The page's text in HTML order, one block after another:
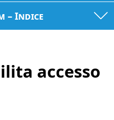
– Indice
accesso